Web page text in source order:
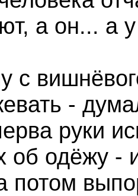
а он... а
с
-
руки
об одёжу -
потом